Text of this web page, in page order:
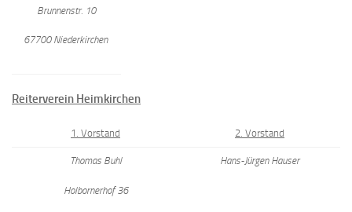
Brunnenstr. 10
67700 Niederkirchen
Reiterverein Heimkirchen
1. Vorstand 2. Vorstand
Thomas Buhl
Holbornerhof 36
Hans-Jürgen Hauser